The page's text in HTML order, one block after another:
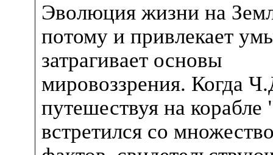
Эволюция жизни на
потому и привлекает
затрагивает основы
мировоззрения. Когда
путешествуя на корабле
встретился со